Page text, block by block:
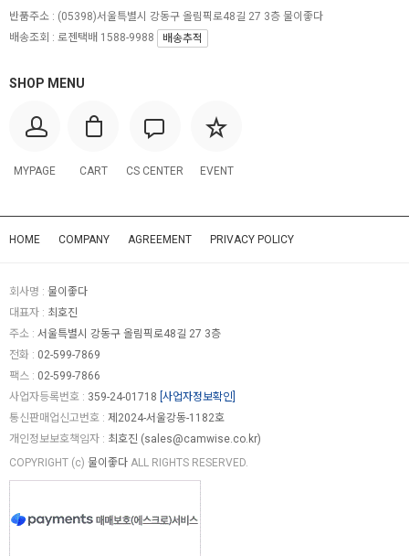
SHOP MENU
MYPAGE CART CS CENTER EVENT
반품주소 : (05398)서울특별시 강동구 올림픽로48길 27 3층 물이좋다
배송조회 : 로젠택배 1588-9988
배송추적
HOME COMPANY AGREEMENT PRIVACY POLICY
회사명 : 물이좋다
대표자 : 최호진
주소 : 서울특별시 강동구 올림픽로48길 27 3층
전화 : 02-599-7869
팩스 : 02-599-7866
사업자등록번호 : 359-24-01718 [사업자정보확인]
통신판매업신고번호 : 제2024-서울강동-1182호
개인정보보호책임자 : 최호진 (sales@camwise.co.kr)
COPYRIGHT (c) 물이좋다 ALL RIGHTS RESERVED.